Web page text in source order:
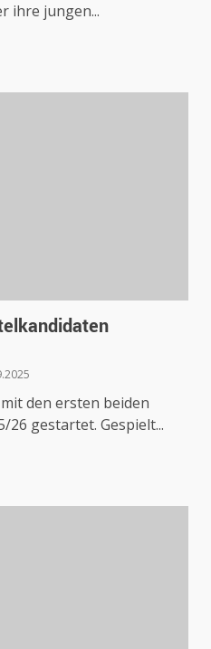
ihre jungen...
den ersten beiden
26 gestartet. Gespielt...